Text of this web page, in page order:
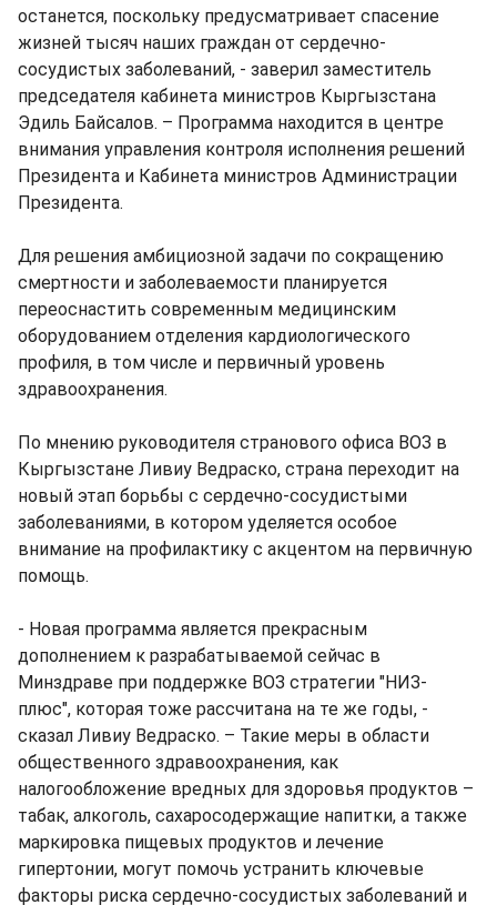
останется, поскольку предусматривает спасение
жизней тысяч наших граждан от сердечно-
сосудистых заболеваний, - заверил заместитель
председателя кабинета министров Кыргызстана
Эдиль Байсалов. – Программа находится в центре
внимания управления контроля исполнения решений
Президента и Кабинета министров Администрации
Президента.
Для решения амбициозной задачи по сокращению
смертности и заболеваемости планируется
переоснастить современным медицинским
оборудованием отделения кардиологического
профиля, в том числе и первичный уровень
здравоохранения.
По мнению руководителя странового офиса ВОЗ в
Кыргызстане Ливиу Ведраско, страна переходит на
новый этап борьбы с сердечно-сосудистыми
заболеваниями, в котором уделяется особое
внимание на профилактику с акцентом на первичную
помощь.
- Новая программа является прекрасным
дополнением к разрабатываемой сейчас в
Минздраве при поддержке ВОЗ стратегии "НИЗ-
плюс", которая тоже рассчитана на те же годы, -
сказал Ливиу Ведраско. – Такие меры в области
общественного здравоохранения, как
налогообложение вредных для здоровья продуктов –
табак, алкоголь, сахаросодержащие напитки, а также
маркировка пищевых продуктов и лечение
гипертонии, могут помочь устранить ключевые
факторы риска сердечно-сосудистых заболеваний и